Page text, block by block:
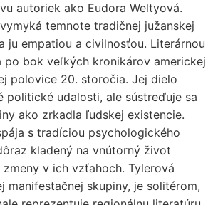
autoriek ako Eudora Weltyová.
temnote tradičnej južanskej
ju empatiou a civilnosťou. Literárnou
po bok veľkých kronikárov americkej
polovice 20. storočia. Jej dielo
politické udalosti, ale sústreďuje sa
ako zrkadla ľudskej existencie.
s tradíciou psychologického
kladený na vnútorný život
v ich vzťahoch. Tylerová
manifestačnej skupiny, je solitérom,